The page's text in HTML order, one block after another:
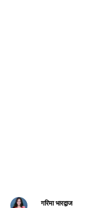
गरिमा भारद्वाज